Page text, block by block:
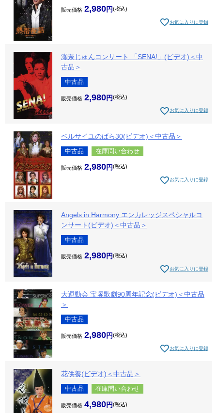
販売価格 2,980 税込
お気に入りに登録
瀬奈じゅんコンサート 「SENA!」(ビデオ)＜中
古品＞
中古品
販売価格 2,980 税込
お気に入りに登録
ベルサイユのばら30(ビデオ)＜中古品＞
中古品 在庫問い合わせ
販売価格 2,980 税込
お気に入りに登録
Angels in Harmony エンカレッジスペシャルコ
ンサート(ビデオ)＜中古品＞
中古品
販売価格 2,980 税込
お気に入りに登録
大運動会 宝塚歌劇90周年記念(ビデオ)＜中古品
＞
中古品
販売価格 2,980 税込
お気に入りに登録
花供養(ビデオ)＜中古品＞
中古品 在庫問い合わせ
販売価格 4,980 税込